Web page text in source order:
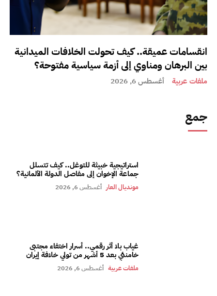
انقسامات عميقة.. كيف تحولت الخلافات الميدانية
بين البرهان ومناوي إلى أزمة سياسية مفتوحة؟
ملفات عربية أغسطس 6, 2026
جمع
استراتيجية خبيثة للتوغل.. كيف تتسلل
جماعة الإخوان إلى مفاصل الدولة الألمانية؟
مونديال العار أغسطس 6, 2026
غياب بلا أثر رقمي.. أسرار اختفاء مجتبى
خامنئي بعد 5 أشهر من تولي خلافة إيران
ملفات عربية أغسطس 6, 2026